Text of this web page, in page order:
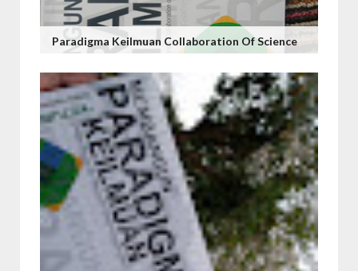
Paradigma Keilmuan Collaboration Of Science